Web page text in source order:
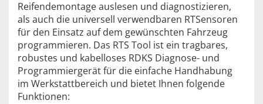
Reifendemontage auslesen und diagnostizieren,
als auch die universell verwendbaren RTSensoren
für den Einsatz auf dem gewünschten Fahrzeug
programmieren. Das RTS Tool ist ein tragbares,
robustes und kabelloses RDKS Diagnose- und
Programmiergerät für die einfache Handhabung
im Werkstattbereich und bietet Ihnen folgende
Funktionen: